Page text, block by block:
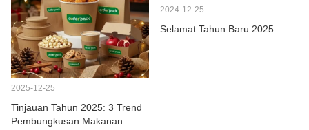
LAWATAN KILANG
HUBUNGI KAMI
2025-12-25
Tinjauan Tahun 2025: 3 Trend
Pembungkusan Makanan
2024-12-25
Selamat Tahun Baru 2025